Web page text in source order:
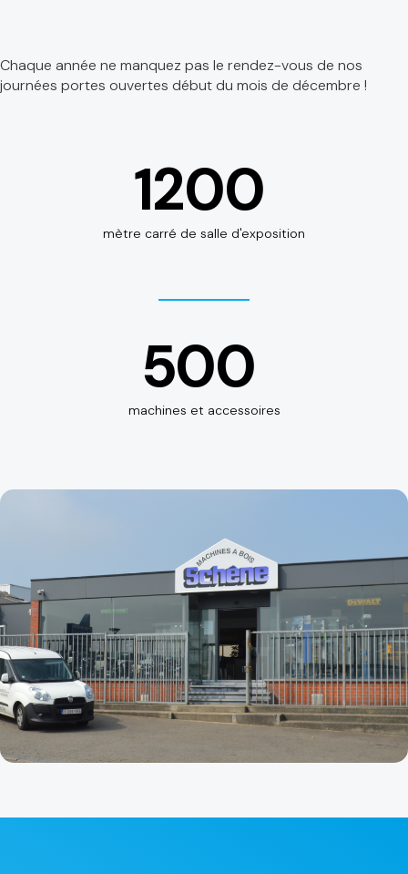
Chaque année ne manquez pas le rendez-vous de nos
journées portes ouvertes début du mois de décembre !
1200
mètre carré de salle d'exposition
500
machines et accessoires